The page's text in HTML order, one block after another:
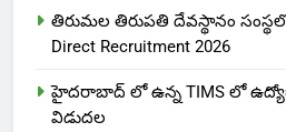
తిరుమల తిరుపతి దేవస్థానం
Direct Recruitment 2026
హైదరాబాద్ లో ఉన్న TIMS లో
విడుదల